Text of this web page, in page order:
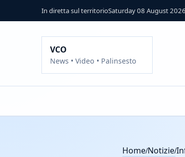
In diretta sul territorioSaturday 08 August 2026
VCO
News • Video • Palinsesto
Home/Notizie/